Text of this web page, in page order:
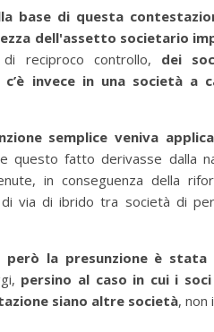
di tuo interesse (es. contabilità,
base di questa
dell'assetto societario
reciproco controllo, dei
invece in una società a
semplice veniva
questo fatto derivasse dalla
in conseguenza della
via di ibrido tra società di
la presunzione è stata
persino al caso in cui i
siano altre società, non